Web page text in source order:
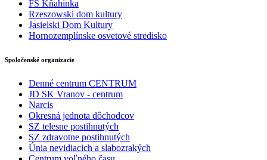
FS Kňahinka
Rzeszowski dom kultury
Jasielski Dom Kultury
Hornozemplínske osvetové stredisko
Spoločenské organizacie
Denné centrum CENTRUM
JD SK Vranov - centrum
Narcis
Okresná jednota dôchodcov
SZ telesne postihnutých
SZ zdravotne postihnutých
Únia nevidiacich a slabozrakých